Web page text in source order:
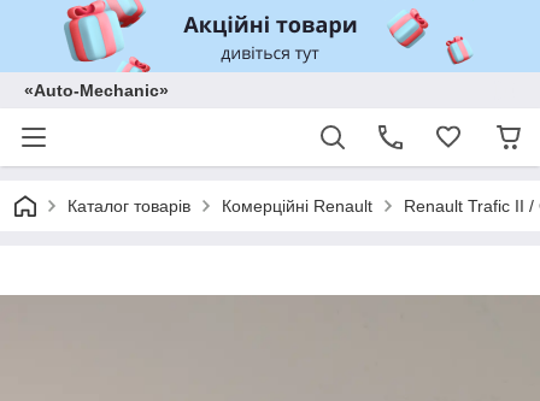
«Auto-Mechanic»
Каталог товарів Комерційні Renault Renault Trafic II